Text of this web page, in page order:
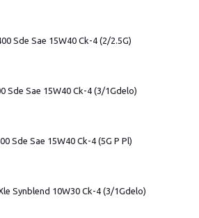
Sde Sae 15W40 Ck-4 (2/2.5G)
Sde Sae 15W40 Ck-4 (3/1Gdelo)
Sde Sae 15W40 Ck-4 (5G P Pl)
Synblend 10W30 Ck-4 (3/1Gdelo)